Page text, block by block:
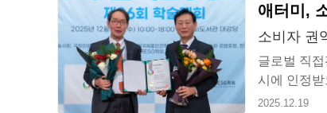
애터미,
소비자 권
글로벌 직
시에 인정
상’, ‘한국
2025.12.19